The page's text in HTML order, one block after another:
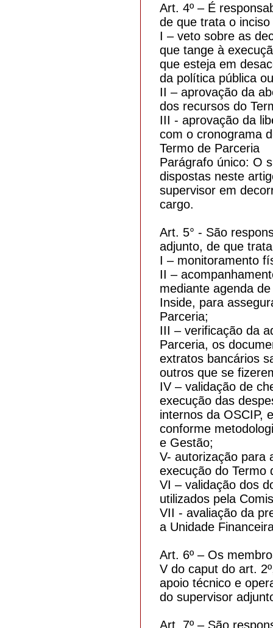
Art. 4º – É
de que trata o
I – veto sobre as
que tange à
que esteja em
da política pública
II – aprovação da
dos recursos do
III - aprovação da
com o cronograma
Termo de Parceria
Parágrafo único: O
dispostas neste
supervisor em
cargo.
Art. 5° - São
adjunto, de que
I – monitoramento
II –
mediante agenda
Inside, para
Parceria;
III – verificação da
Parceria, os
extratos bancários
outros que se
IV – validação de
execução das
internos da OSCIP,
conforme
e Gestão;
V- autorização para
execução do Termo
VI – validação dos
utilizados pela
VII - avaliação da
a Unidade
Art. 6º – Os
V do caput do art.
apoio técnico e
do supervisor
Art. 7º – São